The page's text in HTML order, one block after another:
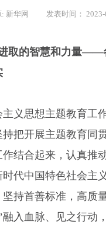
新华网 发表时间：
取的智慧和力量
义思想主题教育工
把开展主题教育同
结合起来，认真推
代中国特色社会主
持首善标准，高质
融入血脉、见之行